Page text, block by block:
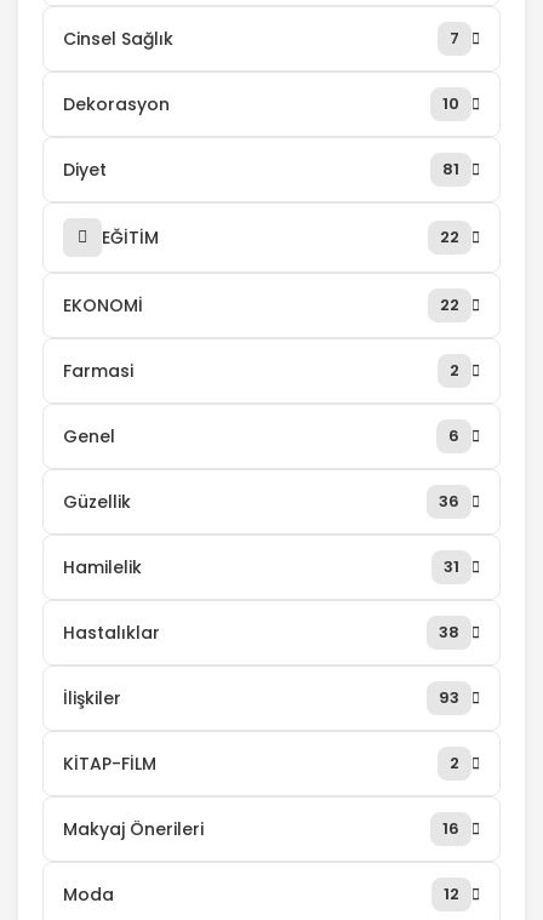
Cinsel Sağlık 7
Dekorasyon 10
Diyet 81
EĞİTİM 22
EKONOMİ 22
Farmasi 2
Genel 6
Güzellik 36
Hamilelik 31
Hastalıklar 38
İlişkiler 93
KİTAP-FİLM 2
Makyaj Önerileri 16
Moda 12